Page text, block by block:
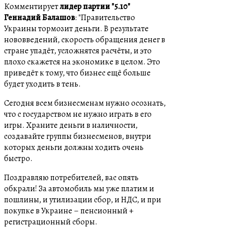
Комментируетлидер партии "5.10"
Геннадий Балашов: "Правительство
Украины тормозит деньги. В результате
нововведений, скорость обращения денег в
стране упадёт, усложнятся расчёты, и это
плохо скажется на экономике в целом. Это
приведёт к тому, что бизнес ещё больше
будет уходить в тень.
Сегодня всем бизнесменам нужно осознать,
что с государством не нужно играть в его
игры. Храните деньги в наличности,
создавайте группы бизнесменов, внутри
которых деньги должны ходить очень
быстро.
Поздравляю потребителей, вас опять
обкрали! За автомобиль мы уже платим и
пошлины, и утилизации сбор, и НДС, и при
покупке в Украине – пенсионный +
регистрационный сборы.